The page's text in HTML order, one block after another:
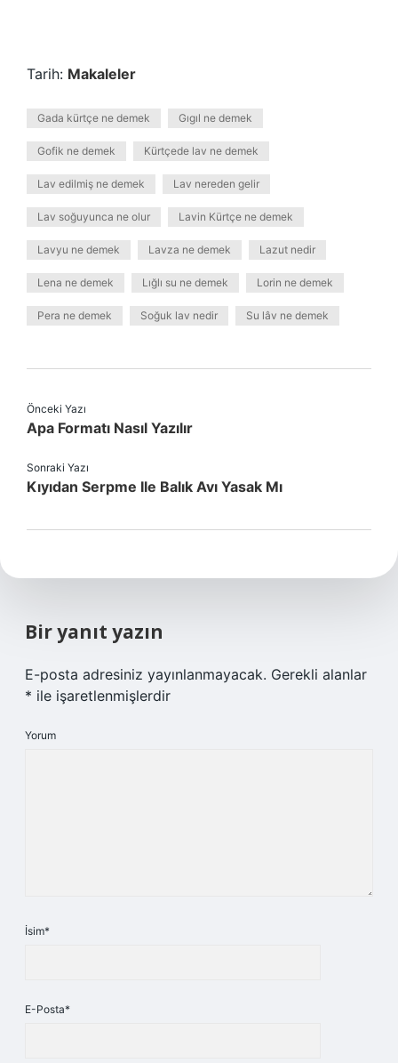
Tarih: Makaleler
Gada kürtçe ne demek Gıgıl ne demek
Gofik ne demek Kürtçede lav ne demek
Lav edilmiş ne demek Lav nereden gelir
Lav soğuyunca ne olur Lavin Kürtçe ne demek
Lavyu ne demek Lavza ne demek Lazut nedir
Lena ne demek Lığlı su ne demek Lorin ne demek
Pera ne demek Soğuk lav nedir Su lâv ne demek
Önceki Yazı
Apa Formatı Nasıl Yazılır
Sonraki Yazı
Kıyıdan Serpme Ile Balık Avı Yasak Mı
Bir yanıt yazın
E-posta adresiniz yayınlanmayacak. Gerekli alanlar
* ile işaretlenmişlerdir
Yorum
İsim*
E-Posta*